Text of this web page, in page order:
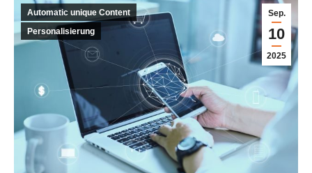
Sep.
10
2025
Automatic unique Content
Personalisierung